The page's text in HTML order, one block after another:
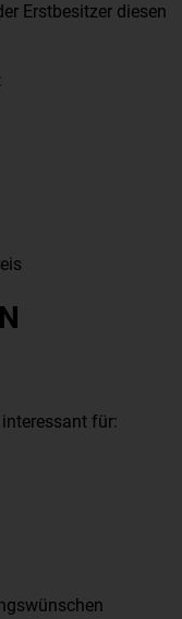
Erstbesitzer diesen
für: